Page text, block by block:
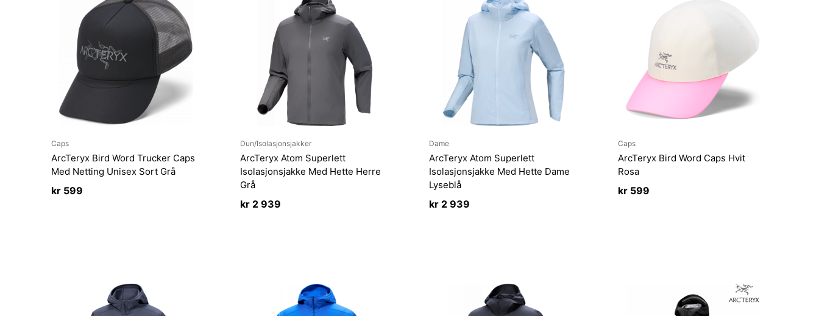
Caps
ArcTeryx Bird Word Trucker Caps
Med Netting Unisex Sort Grå
kr 599
Dun/Isolasjonsjakker
ArcTeryx Atom Superlett
Isolasjonsjakke Med Hette Herre
Grå
kr2 939
Dame
ArcTeryx Atom Superlett
Isolasjonsjakke Med Hette Dame
Lyseblå
kr2 939
Caps
ArcTeryx Bird Word Caps Hvit
Rosa
kr599